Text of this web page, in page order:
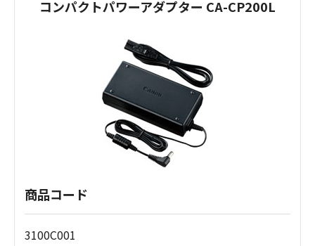
コンパクトパワーアダプター CA-CP200L
商品コード
3100C001